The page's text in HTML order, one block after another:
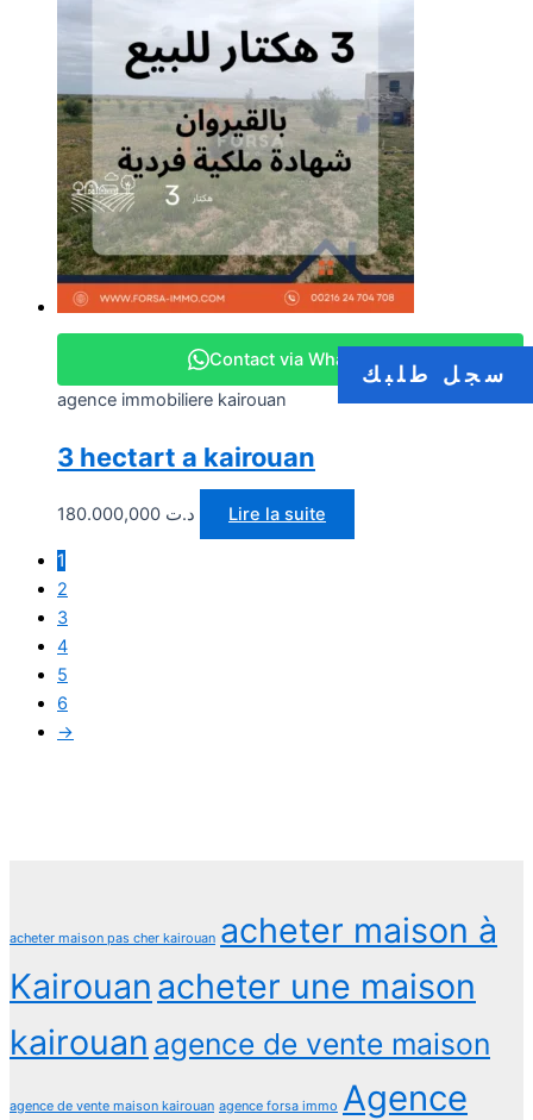
سجل طلبك
Contact via WhatsApp
agence immobiliere kairouan
3 hectart a kairouan
د.ت Lire la suite
1
2
3
4
5
6
→
acheter maison pas cher kairouan acheter maison à
Kairouan acheter une maison
kairouan agence de vente maison
agence de vente maison kairouan agence forsa immo Agence